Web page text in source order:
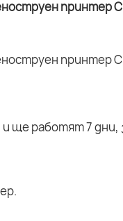
ще работят 7 дни,